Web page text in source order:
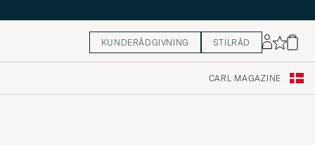
KUNDERÅDGIVNING STILRÅD
CARL MAGAZINE